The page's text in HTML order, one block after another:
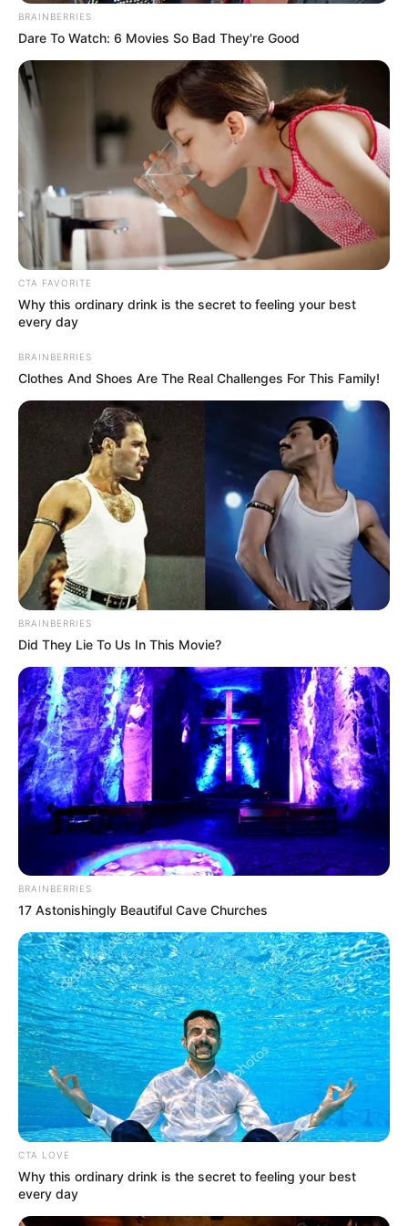
Σύμφωνα με την καταγγελία του ζευγαριού, ο
ένας από αυτούς κρατούσε κατσαβίδι και ένας
άλλος ρόπαλο. Αφού τους ακινητοποίησαν τους
έδεσαν με χειροπέδες και για δυο ώρες τους
απειλούσαν μέχρι να τους πουν πού βρίσκονταν
χρήματα και κοσμήματα.
Τελικά, εντόπισαν τις 65.000 ευρώ σε μετρητά
και κοσμήματα αξίας 50.000 ευρώ και τράπηκαν
σε φυγή. Οι έρευνες για τον εντοπισμό του
βρίσκονται σε πλήρη εξέλιξη.
Τελευταία νέα
Σπείρα είχε στήσει υπερσύγχρονα
εργαστήρια κάνναβης στην Αττική και
πουλούσε ναρκωτικά μέχρι και στην
Πανεπιστημιούπολη
Ταυτοποιήθηκε η 57χρονη γυναίκα που
βρέθηκε νεκρή σε σπηλιά στον
Λυκαβηττό – Πτώση από ύψος δείχνουν
τα ευρήματα
προχωρημένη σήψη στον Λυκαβηττό
Θεσσαλονίκη: Τι αλλάζει στις
λεωφορειακές γραμμές με τη
λειτουργία της επέκτασης του Μετρό
στην Καλαμαριά
Δείτε όλες τις τελευταίεςΕιδήσεις από την Ελλάδα και
τον Κόσμο, τη στιγμή που συμβαίνουν, στο
BRAINBERRIES
Dare To Watch: 6 Movies So Bad They're Good
CTA FAVORITE
Why this ordinary drink is the secret to feeling your best
every day
BRAINBERRIES
Clothes And Shoes Are The Real Challenges For This Family!
BRAINBERRIES
Did They Lie To Us In This Movie?
BRAINBERRIES
17 Astonishingly Beautiful Cave Churches
CTA LOVE
Why this ordinary drink is the secret to feeling your best
every day